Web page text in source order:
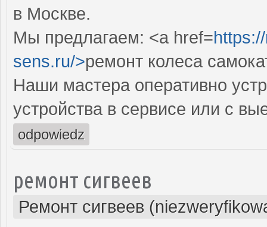
в Москве.
Мы предлагаем: <a href=
sens.ru/>ремонт колеса
Наши мастера оперативно
устройства в сервисе или с
odpowiedz
ремонт сигвеев
Ремонт сигвеев